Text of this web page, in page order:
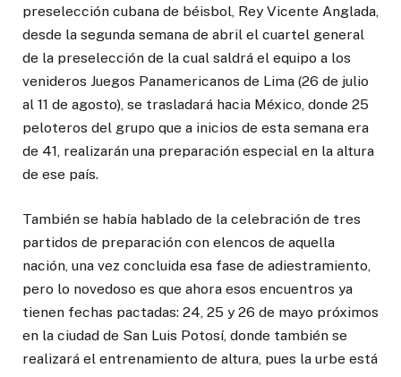
preselección cubana de béisbol, Rey Vicente Anglada,
desde la segunda semana de abril el cuartel general
de la preselección de la cual saldrá el equipo a los
venideros Juegos Panamericanos de Lima (26 de julio
al 11 de agosto), se trasladará hacia México, donde 25
peloteros del grupo que a inicios de esta semana era
de 41, realizarán una preparación especial en la altura
de ese país.
También se había hablado de la celebración de tres
partidos de preparación con elencos de aquella
nación, una vez concluida esa fase de adiestramiento,
pero lo novedoso es que ahora esos encuentros ya
tienen fechas pactadas: 24, 25 y 26 de mayo próximos
en la ciudad de San Luis Potosí, donde también se
realizará el entrenamiento de altura, pues la urbe está